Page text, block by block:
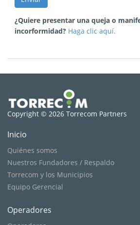
¿Quiere presentar una queja o
incorformidad? Haga clic aquí.
Copyright © 2026 Torrecom Partners
Inicio
Quiénes somos
Nuestros Fundadores / Respaldo
Torrecom y los Municipios
Equipo Gerencial
Operadores